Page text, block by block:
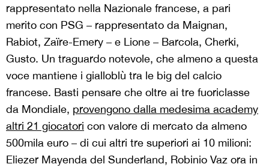
rappresentato nella Nazionale francese, a pari
merito con PSG – rappresentato da Maignan,
Rabiot, Zaïre-Emery – e Lione – Barcola, Cherki,
Gusto. Un traguardo notevole, che almeno a questa
voce mantiene i gialloblù tra le big del calcio
francese. Basti pensare che oltre ai tre fuoriclasse
da Mondiale, provengono dalla medesima academy
altri 21 giocatori con valore di mercato da almeno
500mila euro – di cui altri tre superiori ai 10 milioni:
Eliezer Mayenda del Sunderland, Robinio Vaz ora in